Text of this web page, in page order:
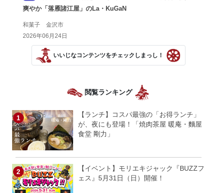
爽やか「落雁諸江屋」のLa・KuGaN
和菓子 金沢市
2026年06月24日
いいじなコンテンツをチェックしまっし！
閲覧ランキング
【ランチ】コスパ最強の「お得ランチ」
が、夜にも登場！「焼肉茶屋 暖庵・麵屋
食堂 剛力」
【イベント】モリエキジャック『BUZZフ
ェス』5月31日（日）開催！